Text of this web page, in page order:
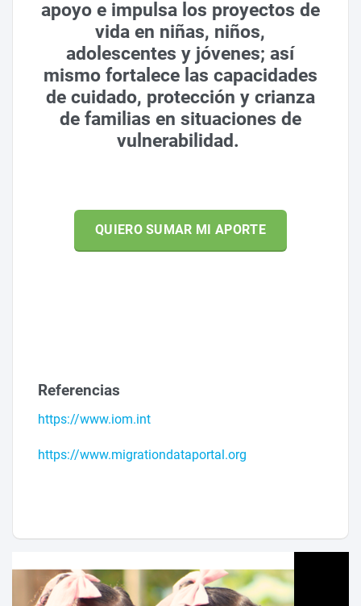
apoyo e impulsa los proyectos de
vida en niñas, niños,
adolescentes y jóvenes; así
mismo fortalece las capacidades
de cuidado, protección y crianza
de familias en situaciones de
vulnerabilidad.
QUIERO SUMAR MI APORTE
Referencias
https://www.iom.int
https://www.migrationdataportal.org